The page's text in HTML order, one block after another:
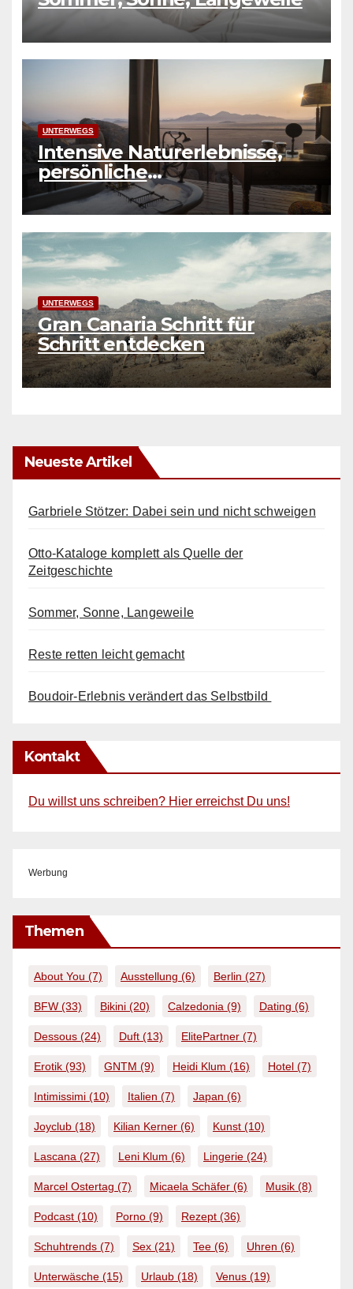
UNTERWEGS
Intensive Naturerlebnisse,
persönliche
Herausforderungen und
authentische Erfahrungen
UNTERWEGS
Gran Canaria Schritt für
Schritt entdecken
Neueste Artikel
Garbriele Stötzer: Dabei sein und nicht schweigen
Otto-Kataloge komplett als Quelle der
Zeitgeschichte
Sommer, Sonne, Langeweile
Reste retten leicht gemacht
Boudoir-Erlebnis verändert das Selbstbild
Kontakt
Du willst uns schreiben? Hier erreichst Du uns!
Werbung
Themen
About You (7) Ausstellung (6) Berlin (27)
BFW (33) Bikini (20) Calzedonia (9) Dating (6)
Dessous (24) Duft (13) ElitePartner (7)
Erotik (93) GNTM (9) Heidi Klum (16) Hotel (7)
Intimissimi (10) Italien (7) Japan (6)
Joyclub (18) Kilian Kerner (6) Kunst (10)
Lascana (27) Leni Klum (6) Lingerie (24)
Marcel Ostertag (7) Micaela Schäfer (6) Musik (8)
Podcast (10) Porno (9) Rezept (36)
Schuhtrends (7) Sex (21) Tee (6) Uhren (6)
Unterwäsche (15) Urlaub (18) Venus (19)